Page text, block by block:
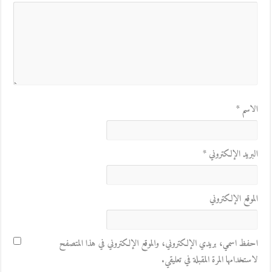
الاسم*
البريد الإلكتروني*
الموقع الإلكتروني
احفظ اسمي، بريدي الإلكتروني، والموقع الإلكتروني في هذا المتصفح
لاستخدامها المرة المقبلة في تعليقي.